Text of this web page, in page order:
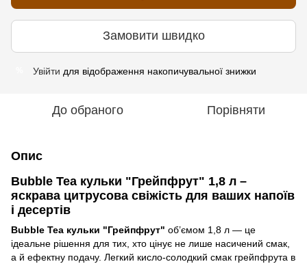
Замовити швидко
Увійти для відображення накопичувальної знижки
До обраного Порівняти
Опис
Bubble Tea кульки "Грейпфрут" 1,8 л –
яскрава цитрусова свіжість для ваших напоїв
і десертів
Bubble Tea кульки "Грейпфрут" об’ємом 1,8 л — це
ідеальне рішення для тих, хто цінує не лише насичений смак,
а й ефектну подачу. Легкий кисло-солодкий смак грейпфрута в